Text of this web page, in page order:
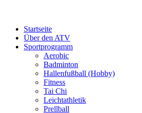
Startseite
Über den ATV
Sportprogramm
Aerobic
Badminton
Hallenfußball (Hobby)
Fitness
Tai Chi
Leichtathletik
Prellball